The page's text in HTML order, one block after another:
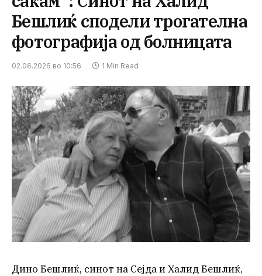
Бешлиќ сподели трогателна
фотографија од болницата
02.06.2026 во 10:56 1 Min Read
Дино Бешлиќ, синот на Сејда и Халид Бешлиќ,